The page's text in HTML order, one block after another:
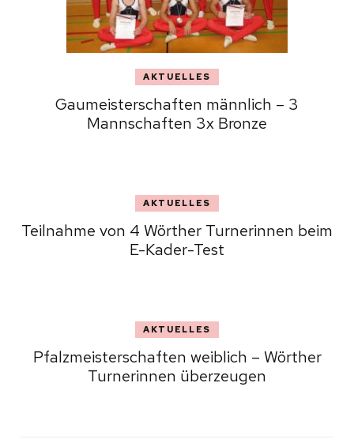
AKTUELLES
Gaumeisterschaften männlich – 3
Mannschaften 3x Bronze
AKTUELLES
Teilnahme von 4 Wörther Turnerinnen beim
E-Kader-Test
AKTUELLES
Pfalzmeisterschaften weiblich – Wörther
Turnerinnen überzeugen